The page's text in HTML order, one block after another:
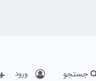
جستجو ورود